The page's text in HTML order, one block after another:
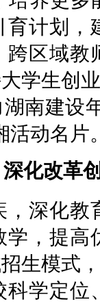
计划
跨区域
学生创
南建设
活动名片
化改革
，深化
，提
生模式
学定